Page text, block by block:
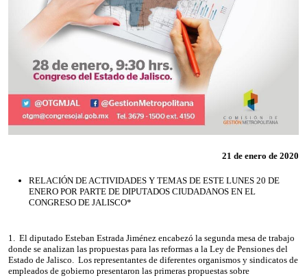
21 de enero de 2020
RELACIÓN DE ACTIVIDADES Y TEMAS DE ESTE LUNES 20 DE
ENERO POR PARTE DE DIPUTADOS CIUDADANOS EN EL
CONGRESO DE JALISCO*
1. El diputado Esteban Estrada Jiménez encabezó la segunda mesa de trabajo
donde se analizan las propuestas para las reformas a la Ley de Pensiones del
Estado de Jalisco. Los representantes de diferentes organismos y sindicatos de
empleados de gobierno presentaron las primeras propuestas sobre